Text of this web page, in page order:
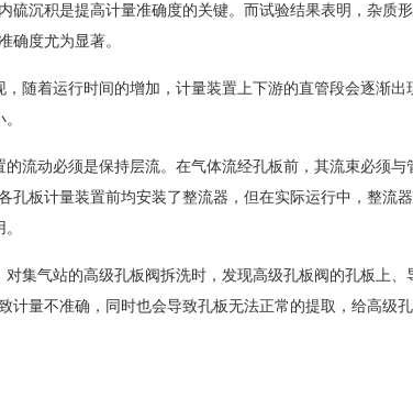
硫沉积是提高计量准确度的关键。而试验结果表明，杂质
确度尤为显著。
着运行时间的增加，计量装置上下游的直管段会逐渐出
动必须是保持层流。在气体流经孔板前，其流束必须与
孔板计量装置前均安装了整流器，但在实际运行中，整流
气站的高级孔板阀拆洗时，发现高级孔板阀的孔板上、
计量不准确，同时也会导致孔板无法正常的提取，给高级